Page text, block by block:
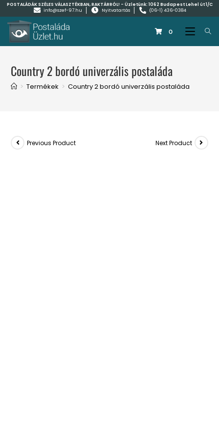
POSTALÁDÁK SZÉLES VÁLASZTÉKBAN, RAKTÁRRÓL! - Üzletünk: 1062 Budapest Lehel út 1/C
info@szef-97.hu
Nyitvatartás (06-1) 436-0384
0
Country 2 bordó univerzális postaláda
> Termékek > Country 2 bordó univerzális postaláda
Previous Product Next Product